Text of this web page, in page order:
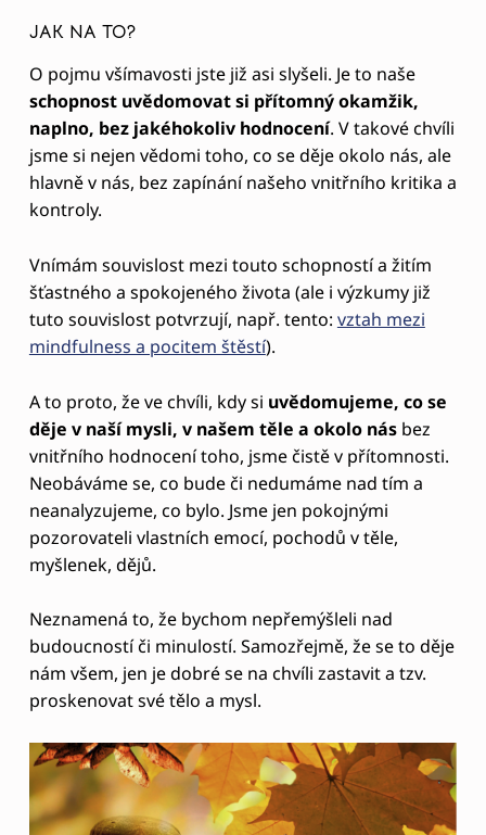
JAK NA TO?
O pojmu všímavosti jste již asi slyšeli. Je to naše
schopnost uvědomovat si přítomný okamžik,
naplno, bez jakéhokoliv hodnocení. V takové chvíli
jsme si nejen vědomi toho, co se děje okolo nás, ale
hlavně v nás, bez zapínání našeho vnitřního kritika a
kontroly.
Vnímám souvislost mezi touto schopností a žitím
šťastného a spokojeného života (ale i výzkumy již
tuto souvislost potvrzují, např. tento: vztah mezi
mindfulness a pocitem štěstí).
A to proto, že ve chvíli, kdy si uvědomujeme, co se
děje v naší mysli, v našem těle a okolo násbez
vnitřního hodnocení toho, jsme čistě v přítomnosti.
Neobáváme se, co bude či nedumáme nad tím a
neanalyzujeme, co bylo. Jsme jen pokojnými
pozorovateli vlastních emocí, pochodů v těle,
myšlenek, dějů.
Neznamená to, že bychom nepřemýšleli nad
budoucností či minulostí. Samozřejmě, že se to děje
nám všem, jen je dobré se na chvíli zastavit a tzv.
proskenovat své tělo a mysl.